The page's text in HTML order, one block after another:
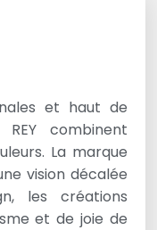
et haut de
combinent
La marque
vision décalée
les créations
et de joie de